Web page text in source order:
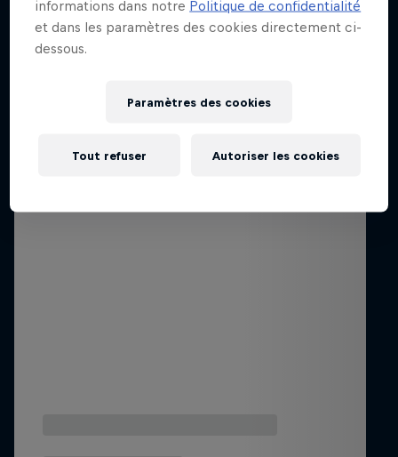
informations dans notre Politique de confidentialité
et dans les paramètres des cookies directement ci-
dessous.
Paramètres des cookies
Tout refuser Autoriser les cookies